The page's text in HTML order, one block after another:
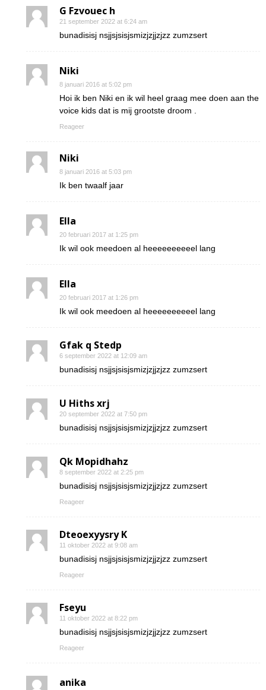
G Fzvouec h
21 september 2022 at 6:24 am
bunadisisj nsjjsjsisjsmizjzjjzjzz zumzsert
Niki
8 januari 2016 at 5:02 pm
Hoi ik ben Niki en ik wil heel graag mee doen aan the
voice kids dat is mij grootste droom .
Reageer
Niki
8 januari 2016 at 5:03 pm
Ik ben twaalf jaar
Ella
20 februari 2017 at 1:25 pm
Ik wil ook meedoen al heeeeeeeeeel lang
Ella
20 februari 2017 at 1:26 pm
Ik wil ook meedoen al heeeeeeeeeel lang
Gfak q Stedp
6 september 2022 at 12:09 am
bunadisisj nsjjsjsisjsmizjzjjzjzz zumzsert
U Hiths xrj
20 september 2022 at 7:50 pm
bunadisisj nsjjsjsisjsmizjzjjzjzz zumzsert
Qk Mopidhahz
8 september 2022 at 2:25 pm
bunadisisj nsjjsjsisjsmizjzjjzjzz zumzsert
Reageer
Dteoexyysry K
11 oktober 2022 at 9:08 am
bunadisisj nsjjsjsisjsmizjzjjzjzz zumzsert
Reageer
Fseyu
11 oktober 2022 at 8:22 pm
bunadisisj nsjjsjsisjsmizjzjjzjzz zumzsert
Reageer
anika